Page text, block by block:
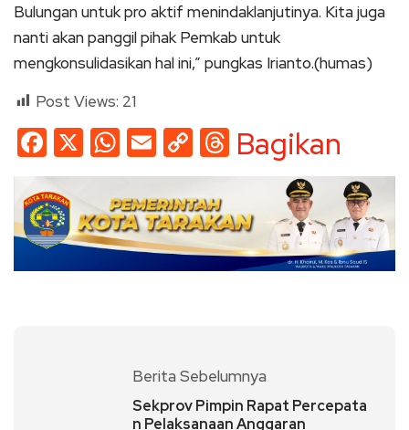
Bulungan untuk pro aktif menindaklanjutinya. Kita juga
nanti akan panggil pihak Pemkab untuk
mengkonsulidasikan hal ini,” pungkas Irianto.(humas)
Post Views: 21
Facebook
X WhatsApp
EmailCopy
Link
Threads
Bagikan
Berita Sebelumnya
Sekprov Pimpin Rapat Percepata
n Pelaksanaan Anggaran